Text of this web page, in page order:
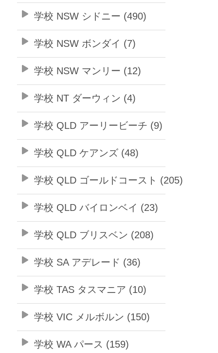
学校 NSW シドニー (490)
学校 NSW ボンダイ (7)
学校 NSW マンリー (12)
学校 NT ダーウィン (4)
学校 QLD アーリービーチ (9)
学校 QLD ケアンズ (48)
学校 QLD ゴールドコースト (205)
学校 QLD バイロンベイ (23)
学校 QLD ブリスベン (208)
学校 SA アデレード (36)
学校 TAS タスマニア (10)
学校 VIC メルボルン (150)
学校 WA パース (159)